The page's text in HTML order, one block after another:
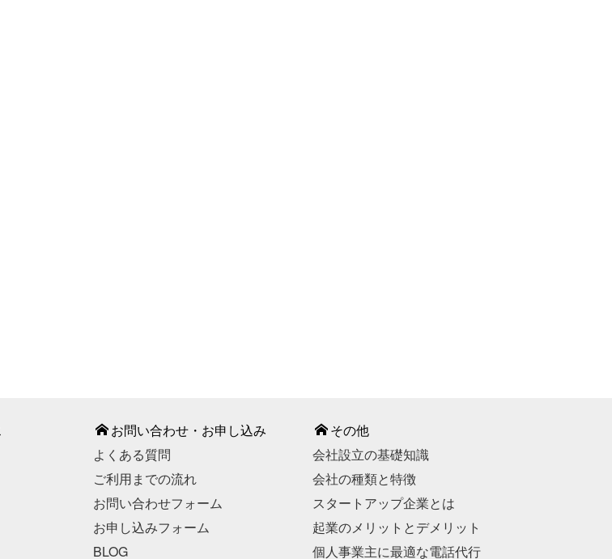
お問い合わせ・お申し込み
よくある質問
ご利用までの流れ
お問い合わせフォーム
お申し込みフォーム
BLOG
その他
会社設立の基礎知識
会社の種類と特徴
スタートアップ企業とは
起業のメリットとデメリット
個人事業主に最適な電話代行